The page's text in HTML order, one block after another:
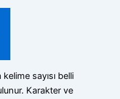
sayısı belli
Karakter ve